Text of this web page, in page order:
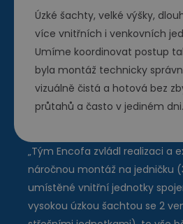
Úzké šachty, velké výšky,
více vnitřních i venkovních
Umíme koordinovat postup
byla montáž technicky
vizuálně čistá a hotová bez
průtahů a často v jediném dni.
„Tým Encofa zvládl realizaci a
náročnou montáž na jedničku
umístěné vnitřní jednotky
vysokou úzkou šachtou se 2